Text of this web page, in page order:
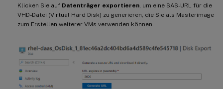
Klicken Sie auf Datenträger exportieren , um eine SAS-URL für die
VHD-Datei (Virtual Hard Disk) zu generieren, die Sie als Masterimage
zum Erstellen weiterer VMs verwenden können.